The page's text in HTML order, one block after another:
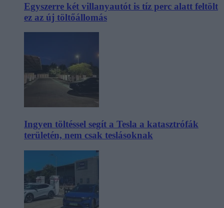
Egyszerre két villanyautót is tíz perc alatt feltölt
ez az új töltőállomás
Ingyen töltéssel segít a Tesla a katasztrófák
területén, nem csak teslásoknak